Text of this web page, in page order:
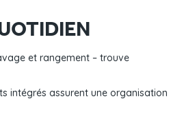
et rangement – trouve
intégrés assurent une organisation